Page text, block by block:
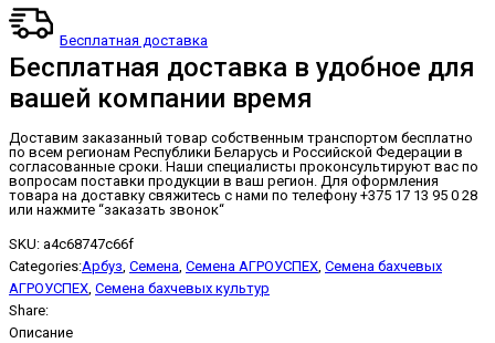
Бесплатная доставка
Бесплатная доставка в удобное для
вашей компании время
Доставим заказанный товар собственным транспортом бесплатно
по всем регионам Республики Беларусь и Российской Федерации в
согласованные сроки. Наши специалисты проконсультируют вас по
вопросам поставки продукции в ваш регион. Для оформления
товара на доставку свяжитесь с нами по телефону +375 17 13 95 0 28
или нажмите “заказать звонок“
SKU: a4c68747c66f
Categories:Арбуз, Семена, Семена АГРОУСПЕХ, Семена бахчевых
АГРОУСПЕХ, Семена бахчевых культур
Share:
Описание